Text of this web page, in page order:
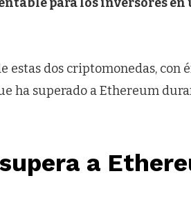
estas dos criptomonedas, con
ha superado a Ethereum
a